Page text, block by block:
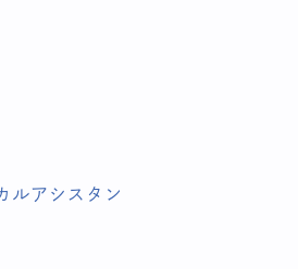
ルアシスタン